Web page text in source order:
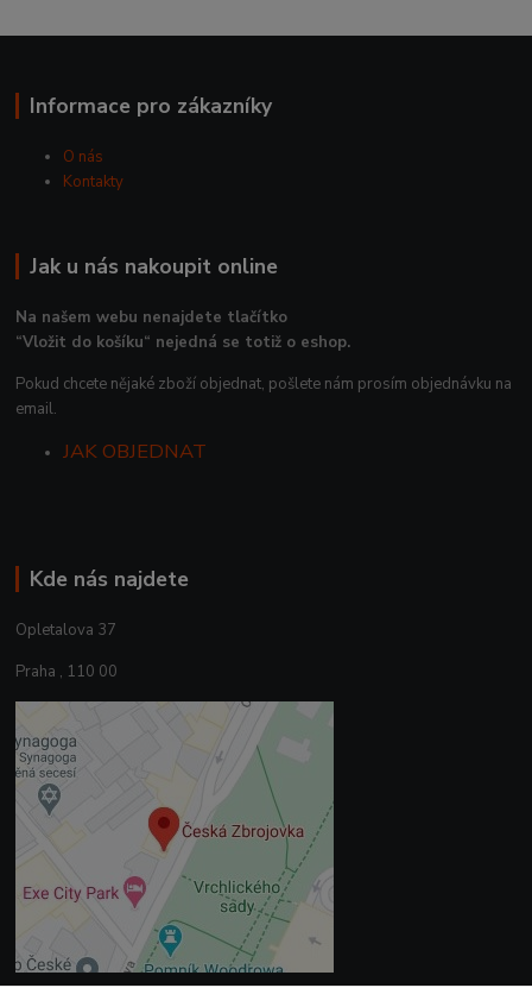
Informace pro zákazníky
O nás
Kontakty
Jak u nás nakoupit online
Na našem webu nenajdete tlačítko
“Vložit do košíku“ nejedná se totiž o eshop.
Pokud chcete nějaké zboží objednat, pošlete nám prosím objednávku na
email.
JAK OBJEDNAT
Kde nás najdete
Opletalova 37
Praha , 110 00